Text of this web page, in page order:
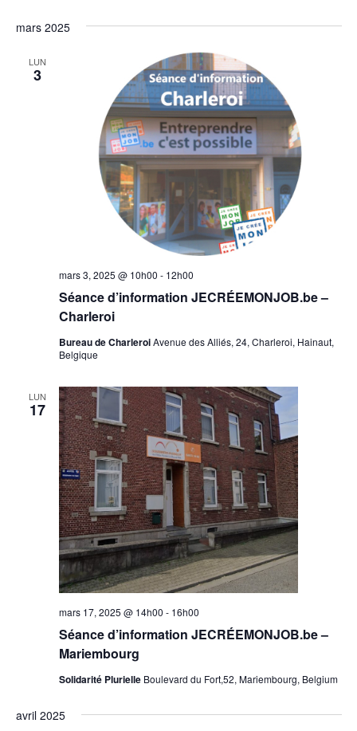
mars 2025
LUN
3
Séance d’information JECRÉEMONJOB.be –
Charleroi
mars 3, 2025 @ 10h00 - 12h00
Bureau de CharleroiAvenue des Alliés, 24, Charleroi, Hainaut,
Belgique
LUN
17
Séance d’information JECRÉEMONJOB.be –
Mariembourg
mars 17, 2025 @ 14h00 - 16h00
Solidarité Plurielle Boulevard du Fort,52, Mariembourg, Belgium
avril 2025